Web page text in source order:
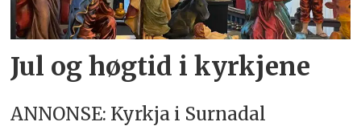
Jul og høgtid i kyrkjene
ANNONSE: Kyrkja i Surnadal